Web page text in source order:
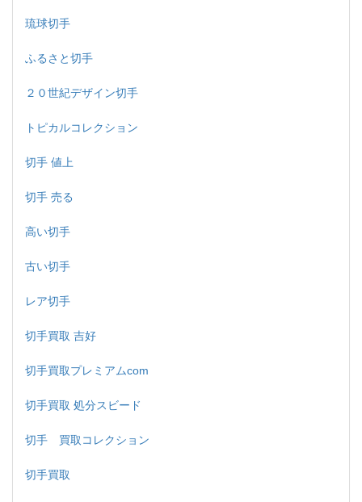
琉球切手
ふるさと切手
２０世紀デザイン切手
トピカルコレクション
切手 値上
切手 売る
高い切手
古い切手
レア切手
切手買取 吉好
切手買取プレミアムcom
切手買取 処分スビード
切手 買取コレクション
切手買取